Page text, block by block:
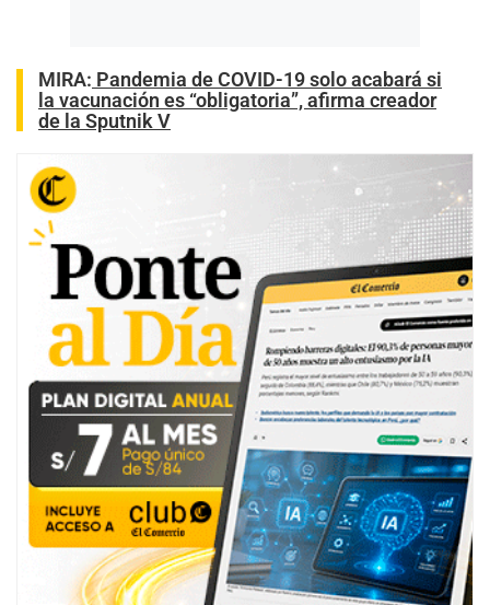
MIRA: Pandemia de COVID-19 solo acabará si
la vacunación es “obligatoria”, afirma creador
de la Sputnik V